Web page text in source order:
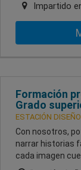
Impartido
Formación
Grado
ESTACIÓN DISEÑO
Con nosotros,
narrar historias
cada imagen